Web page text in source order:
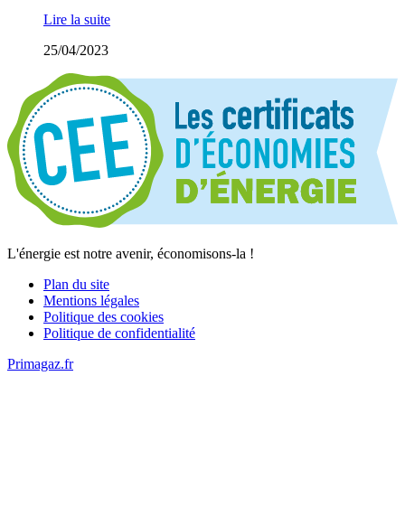
Lire la suite
25/04/2023
L'énergie est notre avenir, économisons-la !
Plan du site
Mentions légales
Politique des cookies
Politique de confidentialité
Primagaz.fr